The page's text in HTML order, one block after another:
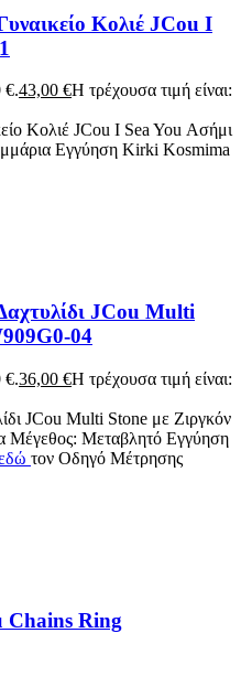
Κολιέ JCou I
€.43,00 €Η τρέχουσα τιμή είναι:
Κολιέ JCou I Sea You Ασήμι
Eγγύηση Kirki Kosmima
JCou Multi
04
€.36,00 €Η τρέχουσα τιμή είναι:
JCou Multi Stone με Ζιργκόν
Μέγεθος: Μεταβλητό Εγγύηση
τον Οδηγό Μέτρησης
Chains Ring